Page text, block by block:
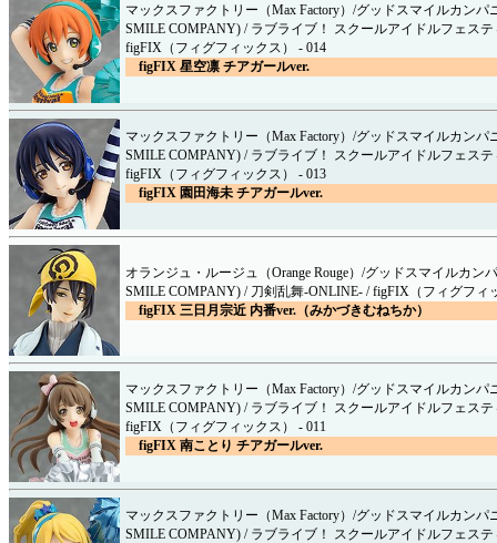
マックスファクトリー（Max Factory）/グッドスマイルカンパ
SMILE COMPANY) / ラブライブ！ スクールアイドルフェステ
figFIX（フィグフィックス） - 014
figFIX 星空凛 チアガールver.
マックスファクトリー（Max Factory）/グッドスマイルカンパ
SMILE COMPANY) / ラブライブ！ スクールアイドルフェステ
figFIX（フィグフィックス） - 013
figFIX 園田海未 チアガールver.
オランジュ・ルージュ（Orange Rouge）/グッドスマイルカン
SMILE COMPANY) / 刀剣乱舞-ONLINE- / figFIX（フィグフィ
figFIX 三日月宗近 内番ver.（みかづきむねちか）
マックスファクトリー（Max Factory）/グッドスマイルカンパ
SMILE COMPANY) / ラブライブ！ スクールアイドルフェステ
figFIX（フィグフィックス） - 011
figFIX 南ことり チアガールver.
マックスファクトリー（Max Factory）/グッドスマイルカンパ
SMILE COMPANY) / ラブライブ！ スクールアイドルフェステ